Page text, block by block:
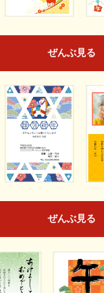
ぜんぶ見る
ぜんぶ見る